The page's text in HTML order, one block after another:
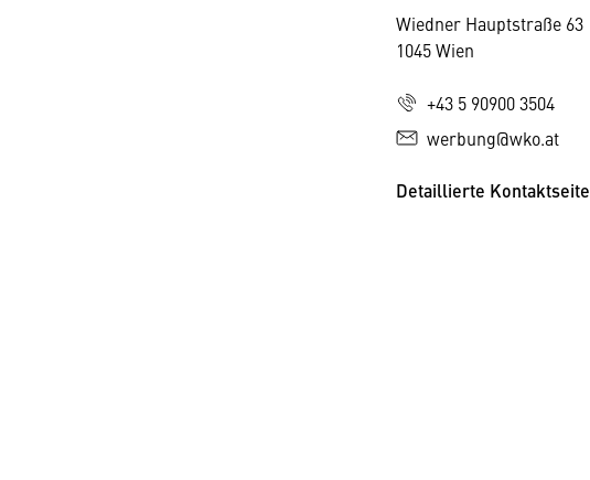
Wiedner Hauptstraße 63
1045 Wien
+43 5 90900 3504
werbung@wko.at
Detaillierte Kontaktseite